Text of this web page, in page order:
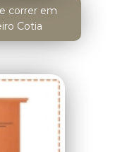
correr em
Cotia